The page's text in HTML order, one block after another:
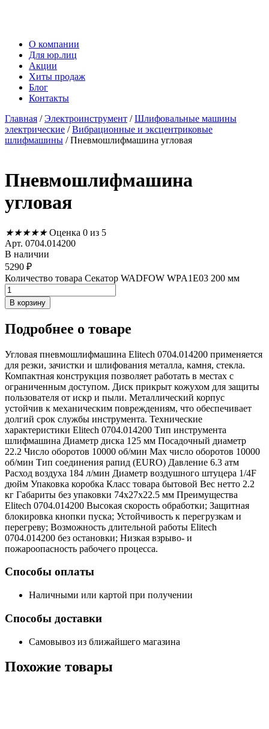
О компании
Для юр.лиц
Акции
Хиты продаж
Блог
Контакты
Главная /Электроинструмент /Шлифовальные машины
электрические /Вибрационные и эксцентриковые
шлифмашины / Пневмошлифмашина угловая
Пневмошлифмашина
угловая
★★★★★ Оценка 0 из 5
Арт. 0704.014200
В наличии
5290 ₽
Количество товара Секатор WADFOW WPA1E03 200 мм
В корзину
Подробнее о товаре
Угловая пневмошлифмашина Elitech 0704.014200 применяется
для резки, зачистки и шлифования металла, камня, стекла.
Компактная конструкция позволяет работать в местах с
ограниченным доступом. Диск прикрыт кожухом для защиты
пользователя от искр и пыли. Металлический корпус
устойчив к механическим повреждениям, что обеспечивает
долгий срок службы инструмента. Технические
характеристики Elitech 0704.014200 Тип инструмента
шлифмашина Диаметр диска 125 мм Посадочный диаметр
22.2 Число оборотов 10000 об/мин Max число оборотов 10000
об/мин Тип соединения рапид (EURO) Давление 6.3 атм
Расход воздуха 184 л/мин Диаметр воздушного штуцера 1/4F
дюйм Упаковка коробка Класс товара бытовой Вес нетто 2.2
кг Габариты без упаковки 74x27x22.5 мм Преимущества
Elitech 0704.014200 Высокая скорость обработки; Защитная
блокировка кнопки пуска; Устойчивость к перегрузкам и
перегреву; Возможность длительной работы Elitech
0704.014200 без остановки; Низкая взрыво- и
пожароопасность рабочего процесса.
Способы оплаты
Наличными или картой при получении
Способы доставки
Самовывоз из ближайшего магазина
Похожие товары